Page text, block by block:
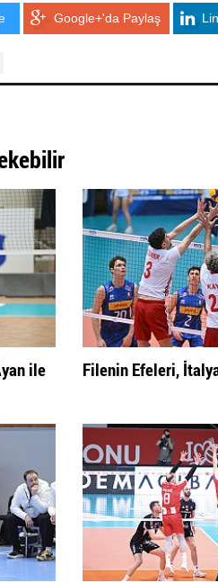
Google+'da Paylaş
ile
Filenin Efeleri,